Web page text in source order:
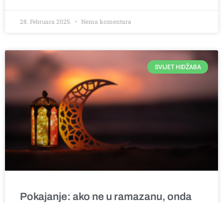
28. Februara 2025. Nema komentara
SVIJET HIDŽABA
Pokajanje: ako ne u ramazanu, onda